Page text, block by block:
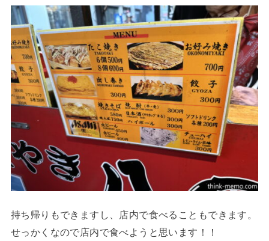
持ち帰りもできますし、店内で食べることもできます。
せっかくなので店内で食べようと思います！！